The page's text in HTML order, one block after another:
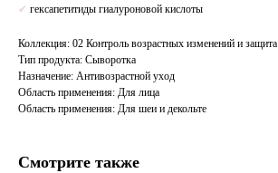
✔ гексапетитиды гиалуроновой кислоты
Коллекция: 02 Контроль возрастных изменений и защита
Тип продукта: Сыворотка
Назначение: Антивозрастной уход
Область применения: Для лица
Область применения: Для шеи и декольте
Смотрите также